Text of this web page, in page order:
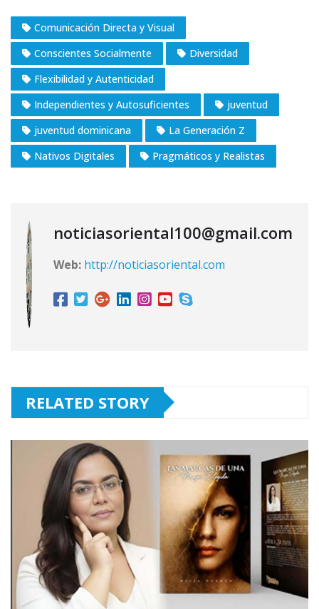
Comunicación Directa y Visual
Conscientes Socialmente
Diversidad
Flexibilidad y Autenticidad
Independientes y Autosuficientes
juventud
juventud dominicana
La Generación Z
Nativos Digitales
Pragmáticos y Realistas
noticiasoriental100@gmail.com
Web: http://noticiasoriental.com
RELATED STORY